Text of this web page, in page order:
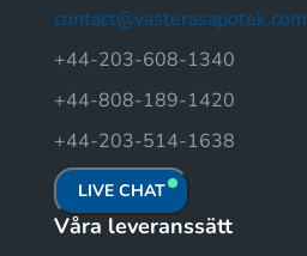
contact@vasterasapotek.com
+44-203-608-1340
+44-808-189-1420
+44-203-514-1638
LIVE CHAT
Våra leveranssätt